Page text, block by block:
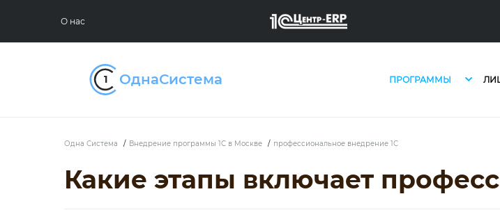
О нас
ПРОГРАММЫ
Одна Система / Внедрение программы 1С в Москве / профессиональное внедрение 1С
Какие этапы включает